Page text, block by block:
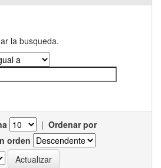
la busqueda.
| Ordenar por
orden